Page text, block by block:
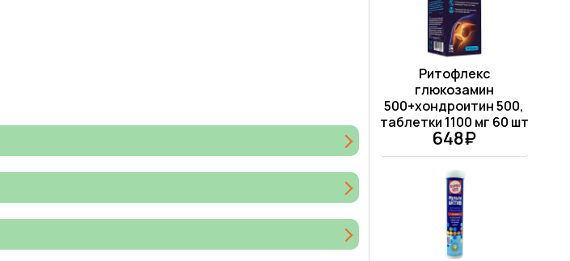
Ритофлекс
глюкозамин
500+хондроитин 500,
таблетки 1100 мг 60 шт
648₽